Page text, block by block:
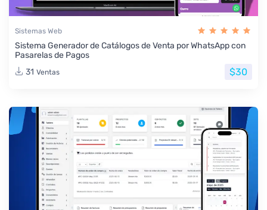
Sistemas Web
Sistema Generador de Catálogos de Venta por WhatsApp con
Pasarelas de Pagos
31 Ventas $30